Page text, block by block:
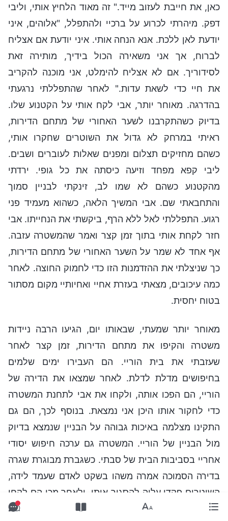
כאן, את חייבת לעזוב מייד." זה מאוד הלחיץ אותי, וליבי
דפק. מיהרתי לכרוע על ברכיי ולהתפלל, "אלוהים, איני
יודעת לאן ללכת. אנא הנחה אותי. איני יודעת אם אצליח
לברוח, אך אני משאירה הכול בידיך, מותירה זאת
לסידוריך. אם לא אצליח להימלט, אני מוכנה להקריב
את חיי כדי לשאת עדות." לאחר שהתפללתי נרגעתי
בהדרגה. מאוחר יותר, אבי לקח אותי על הקטנוע שלו.
בדיוק כשהתקרבנו לשער האחורי של מתחם הדירות,
ראיתי במרחק לא גדול את השוטרים שחקרו אותי,
כשהם מחזיקים תצלום ומפנים שאלות לעוברים ושבים.
ליבי קפא מפחד וזיעה כיסתה את כל גופי. ירדתי
מהקטנוע כשהם לא שמו לב, זינקתי לבניין סמוך
והתחבאתי שם. אבי המשיך הלאה, כשהוא מעמיד פני
רגוע. התפללתי לאל ללא הרף, ביקשתי את הנחייתו. ͏אבי
חזר לקחת אותי בתוך זמן קצר ואמר שהמשטרה עזבה.
אף אחד לא שמר על השער האחורי של מתחם הדירות,
כך שניצלתי את ההזדמנות הזו כדי לחמוק החוצה. לאחר
כמה עיכובים, מצאתי בעזרת אחיי ואחיותיי מקום מסתור
בטוח יחסית.
מאוחר יותר שמעתי, שבאותו יום, הגיעו הרבה ניידות
משטרה והקיפו את מתחם הדירות, זמן קצר לאחר
שעזבתי את בית הוריי. הם העבירו ימים שלמים
בחיפושים מדלת לדלת. לאחר שמצאו את הדירה של
הוריי, הם הפכו אותה, ולקחו את אבי לתחנת המשטרה
כדי לחקור אותו היכן אני נמצאת. בנוסף לכך, הם גם
התקינו מצלמה באיכות גבוהה על הבניין שנמצא בדיוק
מול הבניין של הוריי. המשטרה גם ערכה חיפוש יסודי
אחריי בסביבות הבית של סבתי. כשגברת מבוגרת שגרה
בדירה הסמוכה אמרה משהו בשקט לאדם שעמד לידה,
השוטרים פקדו עליה להסגיר אותי, ולאחר מכן הם לקחו
אותה לתחנת המשטרה והשאירו אותה שם כל הלילה.